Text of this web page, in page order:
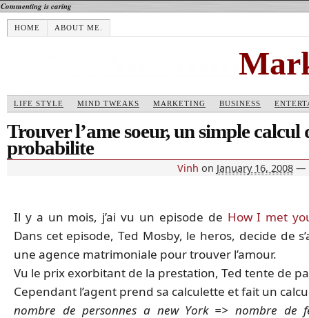
Commenting is caring
HOME ABOUT ME.
LIFE STYLE MIND TWEAKS MARKETING BUSINESS
Trouver l’ame soeur, un simple calcul
probabilite
Vinh on January 16, 2008 —
Il y a un mois, j’ai vu un episode de How I met
Dans cet episode, Ted Mosby, le heros, decide de
une agence matrimoniale pour trouver l’amour.
Vu le prix exorbitant de la prestation, Ted tente de
Cependant l’agent prend sa calculette et fait un
nombre de personnes a new York => nombre de